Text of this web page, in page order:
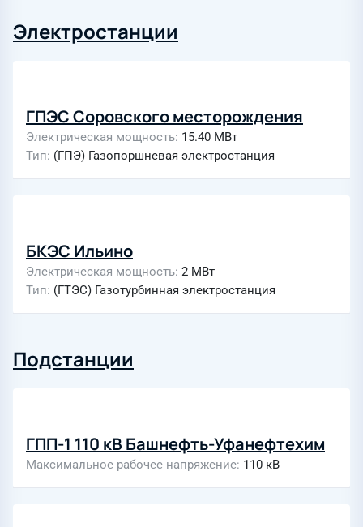
Электростанции
ГПЭС Соровского месторождения
Электрическая мощность 15.40 МВт
Тип (ГПЭ) Газопоршневая электростанция
БКЭС Ильино
Электрическая мощность 2 МВт
Тип (ГТЭС) Газотурбинная электростанция
Подстанции
ГПП-1 110 кВ Башнефть-Уфанефтехим
Максимальное рабочее напряжение 110 кВ